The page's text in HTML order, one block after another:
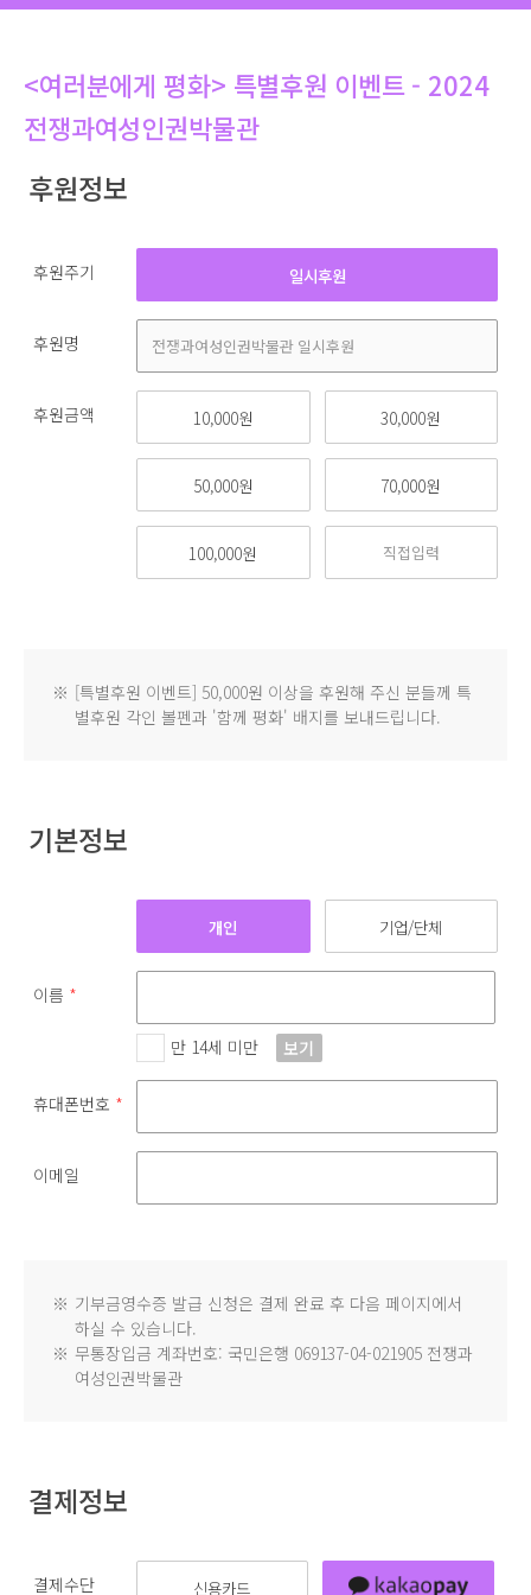
<여러분에게 평화> 특별후원 이벤트 - 2024
전쟁과여성인권박물관
후원정보
후원주기 일시후원
후원명
후원금액 10,000원 30,000원
50,000원 70,000원
100,000원
※ [특별후원 이벤트] 50,000원 이상을 후원해 주신 분들께 특
별후원 각인 볼펜과 '함께 평화' 배지를 보내드립니다.
기본정보
개인 기업/단체
이름 *
만 14세 미만 보기
휴대폰번호 *
이메일
※ 기부금영수증 발급 신청은 결제 완료 후 다음 페이지에서
하실 수 있습니다.
※ 무통장입금 계좌번호: 국민은행 069137-04-021905 전쟁과
여성인권박물관
결제정보
결제수단 신용카드